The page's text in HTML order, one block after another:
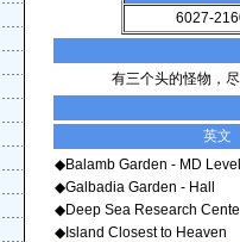
6027-
有三个头的怪物，
英文
◆Balamb Garden - MD Level
◆Galbadia Garden - Hall
◆Deep Sea Research
◆Island Closest to Heaven